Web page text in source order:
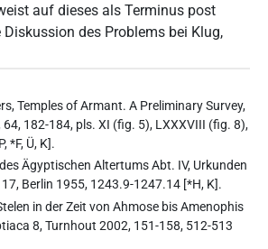
auf dieses als Terminus post
des Problems bei Klug,
Temples of Armant. A Preliminary Survey,
64, 182-184, pls. XI (fig. 5), LXXXVIII (fig. 8),
*F, Ü, K].
Ägyptischen Altertums Abt. IV, Urkunden
Berlin 1955, 1243.9-1247.14 [*H, K].
in der Zeit von Ahmose bis Amenophis
8, Turnhout 2002, 151-158, 512-513